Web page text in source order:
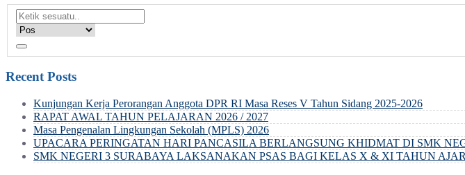
Recent Posts
Kunjungan Kerja Perorangan Anggota DPR RI Masa Reses V Tahun Sidang 2025-2026
RAPAT AWAL TAHUN PELAJARAN 2026 / 2027
Masa Pengenalan Lingkungan Sekolah (MPLS) 2026
UPACARA PERINGATAN HARI PANCASILA BERLANGSUNG KHIDMAT DI SMK
SMK NEGERI 3 SURABAYA LAKSANAKAN PSAS BAGI KELAS X & XI TAHUN